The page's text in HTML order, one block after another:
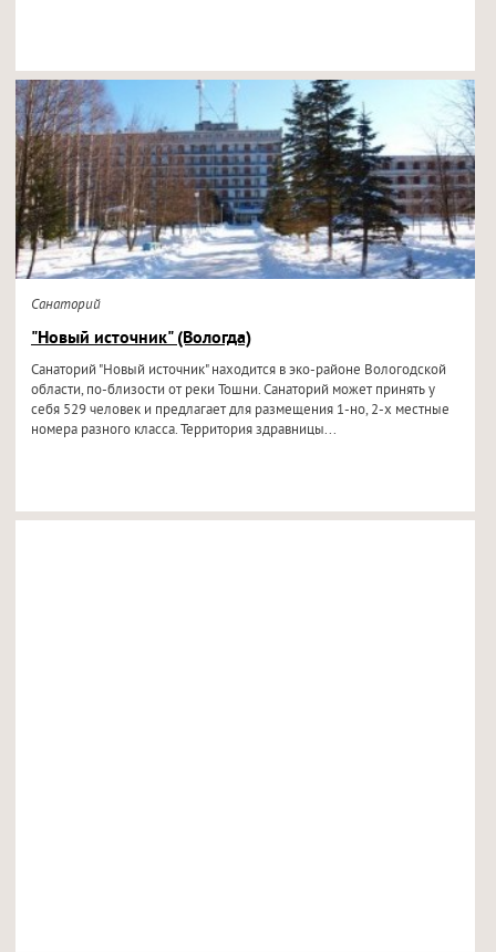
Санаторий
"Новый источник" (Вологда)
Санаторий "Новый источник" находится в эко-районе Вологодской
области, по-близости от реки Тошни. Санаторий может принять у
себя 529 человек и предлагает для размещения 1-но, 2-х местные
номера разного класса. Территория здравницы...